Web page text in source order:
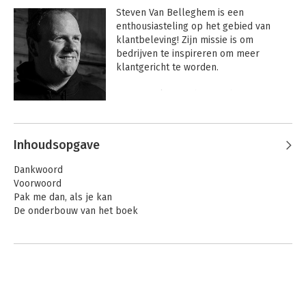
Steven Van Belleghem is een
enthousiasteling op het gebied van
klantbeleving! Zijn missie is om
bedrijven te inspireren om meer
klantgericht te worden.
een empathische menselijke
Om zijn missie te bereiken, heeft hij 6
(>150.000 exemplaren verkocht); hij
Andere boeken door Steven Van
Belleghem
Inhoudsopgave
Dankwoord
Voorwoord
Pak me dan, als je kan
De onderbouw van het boek